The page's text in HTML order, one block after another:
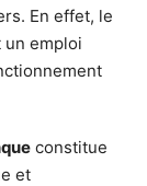
En effet, le
emploi
constitue
et